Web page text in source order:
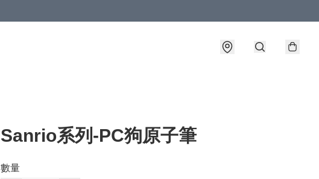
Sanrio系列-PC狗原子筆
數量